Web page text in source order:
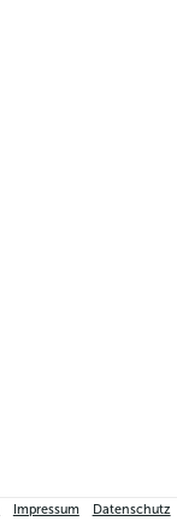
Impressum Datenschutz